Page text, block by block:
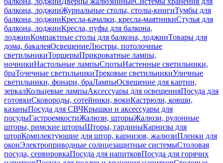
балкона, лоджииЖурнальные столы, столы-книгиТумбы для
балкона, лоджииКресла-качалки, кресла-маятникиСтулья для
балкона, лоджииКресла, пуфы для балкона,
лоджииКомпактные столы для балкона, лоджииТовары для
дома, бакалеяОсвещениеЛюстры, потолочные
светильникиТоршерыПрикроватные лампы,
ночникиНастольные лампыСпотыНастенные светильники,
браТочечные светильникиТрековые светильникиУличные
светильники, фонари, браЛампыОсвещение для картин,
зеркалКольцевые лампыАксессуары для освещенияПосуда для
готовкиСковороды, сотейники, вокиКастрюли, ковши,
казаныПосуда для СВЧКрышки и аксессуары для
посудыГастроемкостиЖалюзи, шторыЖалюзи, рулонные
шторы, римские шторыШторы, гардиныКарнизы для
шторКомплектующие для штор, карнизов, жалюзиПленки для
оконЭлектроприводные солнцезащитные системыСтоловая
посуда, сервировкаПосуда для напитковПосуда для горячих